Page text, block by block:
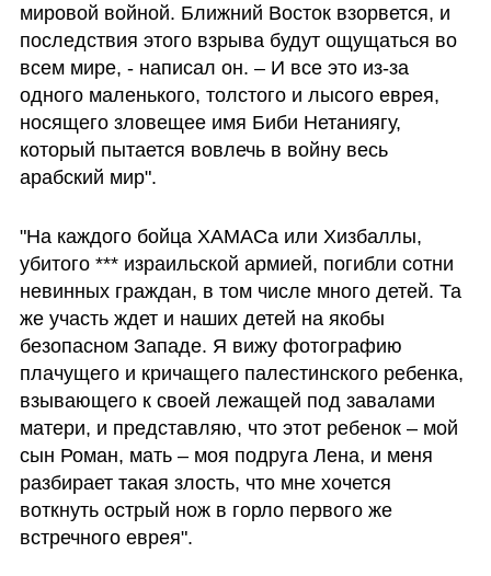
мировой войной. Ближний Восток взорвется, и
последствия этого взрыва будут ощущаться во
всем мире, - написал он. – И все это из-за
одного маленького, толстого и лысого еврея,
носящего зловещее имя Биби Нетаниягу,
который пытается вовлечь в войну весь
арабский мир".
"На каждого бойца ХАМАСа или Хизбаллы,
убитого *** израильской армией, погибли сотни
невинных граждан, в том числе много детей. Та
же участь ждет и наших детей на якобы
безопасном Западе. Я вижу фотографию
плачущего и кричащего палестинского ребенка,
взывающего к своей лежащей под завалами
матери, и представляю, что этот ребенок – мой
сын Роман, мать – моя подруга Лена, и меня
разбирает такая злость, что мне хочется
воткнуть острый нож в горло первого же
встречного еврея".